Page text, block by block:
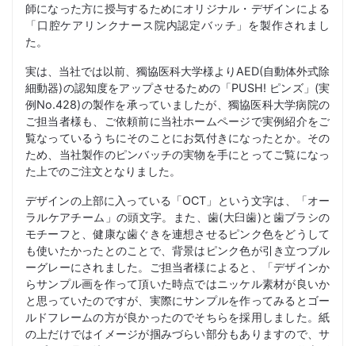
師になった方に授与するためにオリジナル・デザインによる
「口腔ケアリンクナース院内認定バッチ」を製作されまし
た。
実は、当社では以前、獨協医科大学様よりAED(自動体外式除
細動器)の認知度をアップさせるための「PUSH! ピンズ」(実
例No.428)の製作を承っていましたが、獨協医科大学病院の
ご担当者様も、ご依頼前に当社ホームページで実例紹介をご
覧なっているうちにそのことにお気付きになったとか。その
ため、当社製作のピンバッチの実物を手にとってご覧になっ
た上でのご注文となりました。
デザインの上部に入っている「OCT」という文字は、「オー
ラルケアチーム」の頭文字。また、歯(大臼歯)と歯ブラシの
モチーフと、健康な歯ぐきを連想させるピンク色をどうして
も使いたかったとのことで、背景はピンク色が引き立つブル
ーグレーにされました。ご担当者様によると、「デザインか
らサンプル画を作って頂いた時点ではニッケル素材が良いか
と思っていたのですが、実際にサンプルを作ってみるとゴー
ルドフレームの方が良かったのでそちらを採用しました。紙
の上だけではイメージが掴みづらい部分もありますので、サ